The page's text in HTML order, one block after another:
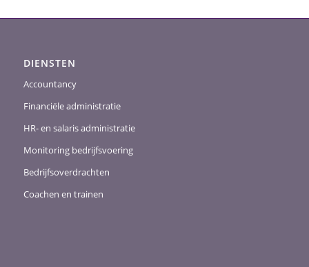
DIENSTEN
Accountancy
Financiële administratie
HR- en salaris administratie
Monitoring bedrijfsvoering
Bedrijfsoverdrachten
Coachen en trainen